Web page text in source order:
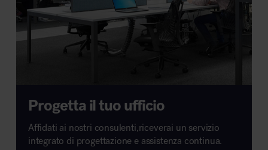
Progetta il tuo ufficio
Affidati ai nostri consulenti,riceverai un servizio
integrato di progettazione e assistenza continua.